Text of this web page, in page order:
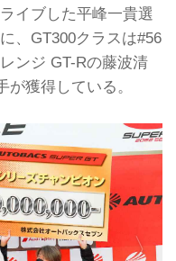
イブした平峰一貴選
、GT300クラスは#56
ンジ GT-Rの藤波清
獲得している。